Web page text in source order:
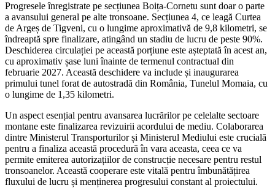
Progresele înregistrate pe secțiunea Boița-Cornetu sunt doar o parte
a avansului general pe alte tronsoane. Secțiunea 4, ce leagă Curtea
de Argeș de Tigveni, cu o lungime aproximativă de 9,8 kilometri, se
îndreaptă spre finalizare, atingând un stadiu de lucru de peste 90%.
Deschiderea circulației pe această porțiune este așteptată în acest an,
cu aproximativ șase luni înainte de termenul contractual din
februarie 2027. Această deschidere va include și inaugurarea
primului tunel forat de autostradă din România, Tunelul Momaia, cu
o lungime de 1,35 kilometri.
Un aspect esențial pentru avansarea lucrărilor pe celelalte sectoare
montane este finalizarea revizuirii acordului de mediu. Colaborarea
dintre Ministerul Transporturilor și Ministerul Mediului este crucială
pentru a finaliza această procedură în vara aceasta, ceea ce va
permite emiterea autorizațiilor de construcție necesare pentru restul
tronsoanelor. Această cooperare este vitală pentru îmbunătățirea
fluxului de lucru și menținerea progresului constant al proiectului.